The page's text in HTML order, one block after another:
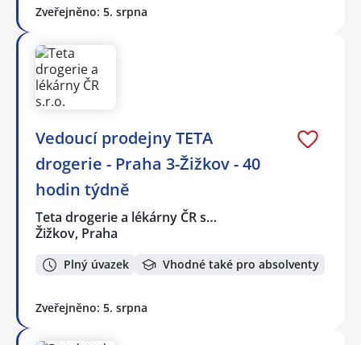
Zveřejněno: 5. srpna
Vedoucí prodejny TETA
drogerie - Praha 3-Žižkov - 40
hodin týdně
Teta drogerie a lékárny ČR s…
Žižkov, Praha
Plný úvazek Vhodné také pro absolventy
Zveřejněno: 5. srpna